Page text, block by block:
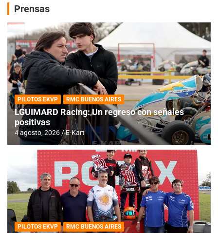
Prensas
PILOTOS EKVP RMC BUENOS AIRES
LGUIMARD Racing: Un regreso con señales
positivas
4 agosto, 2026 E-Kart
PILOTOS EKVP RMC BUENOS AIRES